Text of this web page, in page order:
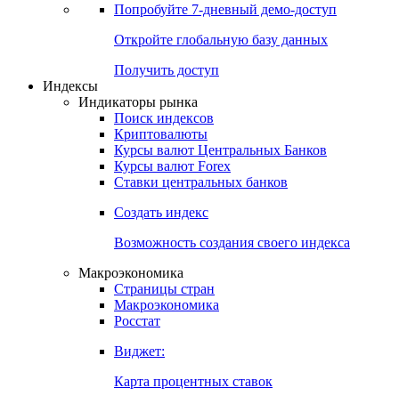
Попробуйте 7-дневный демо-доступ
Откройте глобальную базу данных
Получить доступ
Индексы
Индикаторы рынка
Поиск индексов
Криптовалюты
Курсы валют Центральных Банков
Курсы валют Forex
Ставки центральных банков
Создать индекс
Возможность создания своего индекса
Макроэкономика
Страницы стран
Макроэкономика
Росстат
Виджет:
Карта процентных ставок